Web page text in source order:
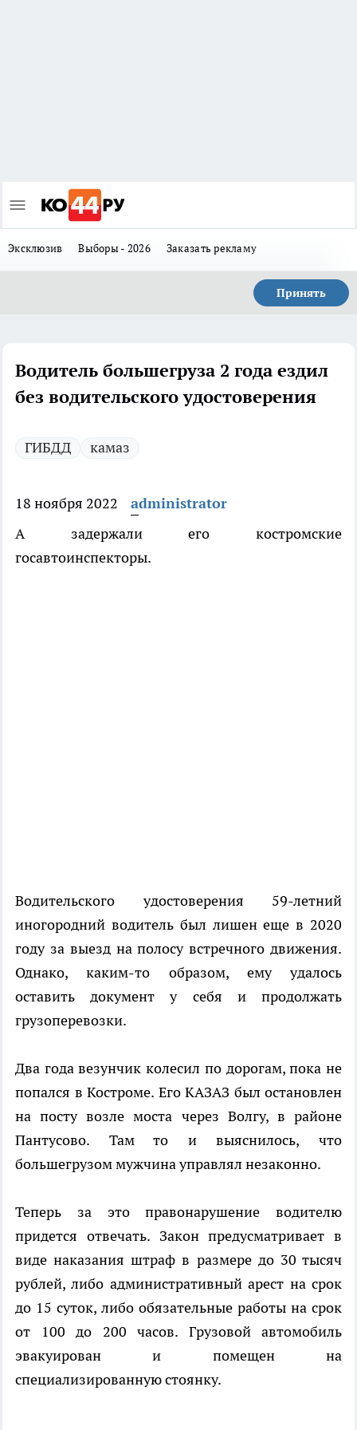
Эксклюзив Выборы - 2026 Заказать рекламу
Принять
Водитель большегруза 2 года ездил
без водительского удостоверения
ГИБДД камаз
18 ноября 2022
administrator
А задержали его костромские
госавтоинспекторы.
Водительского удостоверения 59-летний
иногородний водитель был лишен еще в 2020
году за выезд на полосу встречного движения.
Однако, каким-то образом, ему удалось
оставить документ у себя и продолжать
грузоперевозки.
Два года везунчик колесил по дорогам, пока не
попался в Костроме. Его КАЗАЗ был остановлен
на посту возле моста через Волгу, в районе
Пантусово. Там то и выяснилось, что
большегрузом мужчина управлял незаконно.
Теперь за это правонарушение водителю
придется отвечать. Закон предусматривает в
виде наказания штраф в размере до 30 тысяч
рублей, либо административный арест на срок
до 15 суток, либо обязательные работы на срок
от 100 до 200 часов. Грузовой автомобиль
эвакуирован и помещен на
специализированную стоянку.